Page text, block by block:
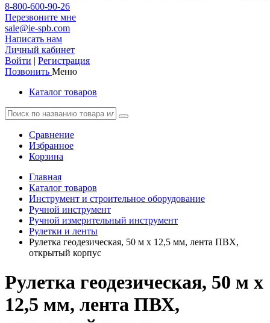
8-800-600-90-26
Перезвоните мне
sale@ie-spb.com
Написать нам
Личный кабинет
Войти | Регистрация
Позвонить Меню
Каталог товаров
Сравнение
Избранное
Корзина
Главная
Каталог товаров
Инструмент и строительное оборудование
Ручной инструмент
Ручной измерительный инструмент
Рулетки и ленты
Рулетка геодезическая, 50 м х 12,5 мм, лента ПВХ,
открытый корпус
Рулетка геодезическая, 50 м х
12,5 мм, лента ПВХ,